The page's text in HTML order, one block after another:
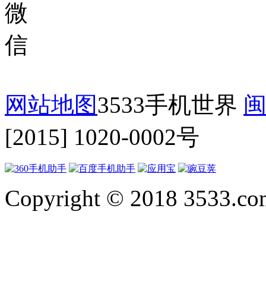
网站地图3533手机世界
[2015] 1020-0002号
Copyright © 2018